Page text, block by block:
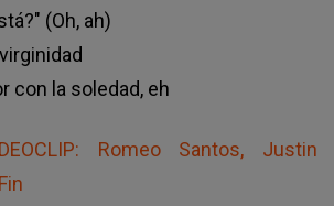
(Oh, ah)
con la soledad, eh
Romeo Santos, Justin